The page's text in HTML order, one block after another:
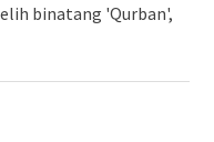
binatang 'Qurban',